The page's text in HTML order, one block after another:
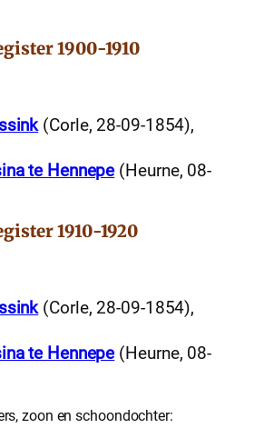
1900-1910
(Corle, 28-09-1854),
te Hennepe(Heurne, 08-
1910-1920
(Corle, 28-09-1854),
te Hennepe(Heurne, 08-
zoon en schoondochter: